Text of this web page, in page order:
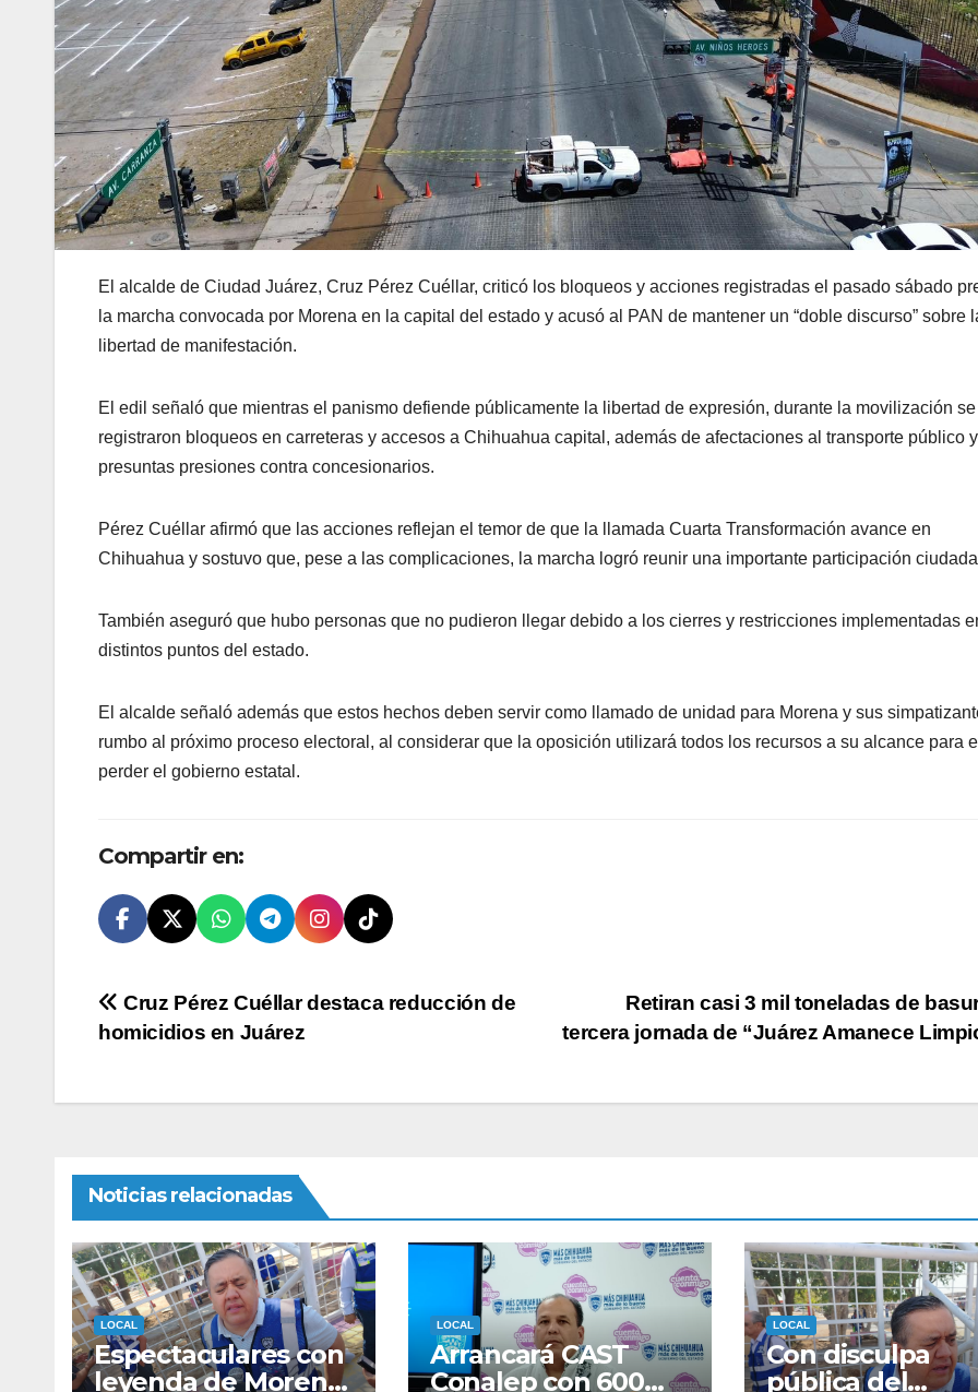
El alcalde de Ciudad Juárez, Cruz Pérez Cuéllar, criticó los bloqueos y acciones registradas el pasado sábado
la marcha convocada por Morena en la capital del estado y acusó al PAN de mantener un “doble discurso” sobre
libertad de manifestación.
El edil señaló que mientras el panismo defiende públicamente la libertad de expresión, durante la movilización se
registraron bloqueos en carreteras y accesos a Chihuahua capital, además de afectaciones al transporte público y
presuntas presiones contra concesionarios.
Pérez Cuéllar afirmó que las acciones reflejan el temor de que la llamada Cuarta Transformación avance en
Chihuahua y sostuvo que, pese a las complicaciones, la marcha logró reunir una importante participación
También aseguró que hubo personas que no pudieron llegar debido a los cierres y restricciones implementadas
distintos puntos del estado.
El alcalde señaló además que estos hechos deben servir como llamado de unidad para Morena y sus
rumbo al próximo proceso electoral, al considerar que la oposición utilizará todos los recursos a su alcance para
perder el gobierno estatal.
Compartir en:
Navegación
entradas
Retiran casi 3 mil toneladas de
tercera jornada de “Juárez Amanece
Cruz Pérez Cuéllar destaca reducción de
homicidios en Juárez
Noticias relacionadas
LOCAL
Espectaculares con
leyenda de Morena
LOCAL
Arrancará CAST
Conalep con 600
LOCAL
Con disculpa
pública del